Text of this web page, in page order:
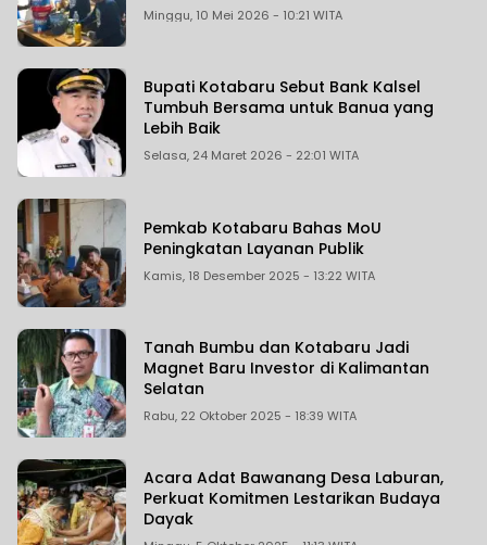
Minggu, 10 Mei 2026 - 10:21 WITA
Bupati Kotabaru Sebut Bank Kalsel
Tumbuh Bersama untuk Banua yang
Lebih Baik
Selasa, 24 Maret 2026 - 22:01 WITA
Pemkab Kotabaru Bahas MoU
Peningkatan Layanan Publik
Kamis, 18 Desember 2025 - 13:22 WITA
Tanah Bumbu dan Kotabaru Jadi
Magnet Baru Investor di Kalimantan
Selatan‎‎
Rabu, 22 Oktober 2025 - 18:39 WITA
Acara Adat Bawanang Desa Laburan,
Perkuat Komitmen Lestarikan Budaya
Dayak